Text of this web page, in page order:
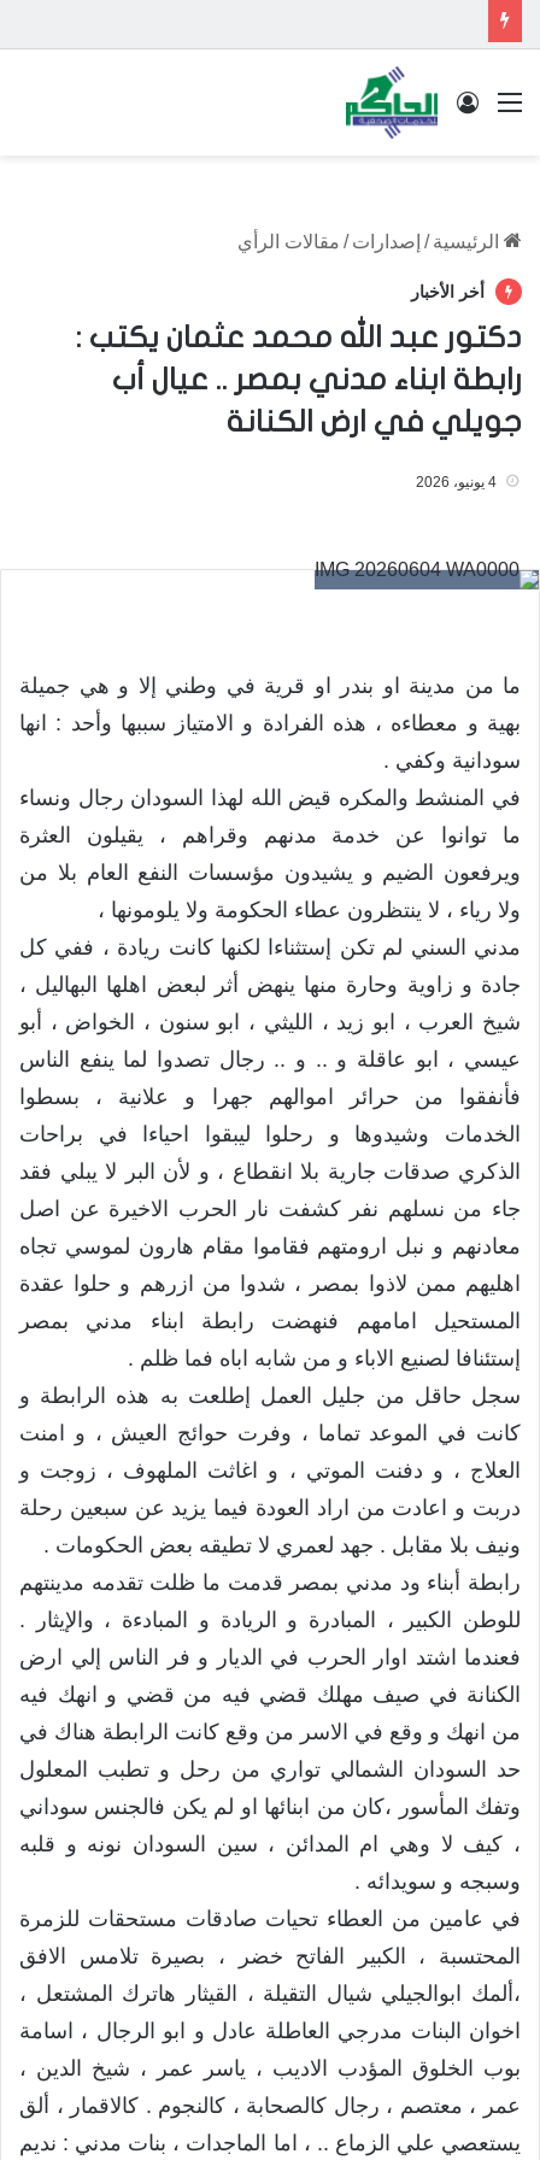
القائمة تسجيل الدخول
الرئيسية / إصدارات / مقالات الرأي
أخر الأخبار
دكتور عبد الله محمد عثمان يكتب :
رابطة ابناء مدني بمصر .. عيال أب
جويلي في ارض الكنانة
4 يونيو، 2026
ما من مدينة او بندر او قرية في وطني إلا و هي جميلة
بهية و معطاءه ، هذه الفرادة و الامتياز سببها وأحد : انها
سودانية وكفي .
في المنشط والمكره قيض الله لهذا السودان رجال ونساء
ما توانوا عن خدمة مدنهم وقراهم ، يقيلون العثرة
ويرفعون الضيم و يشيدون مؤسسات النفع العام بلا من
ولا رياء ، لا ينتظرون عطاء الحكومة ولا يلومونها ،
مدني السني لم تكن إستثناءا لكنها كانت ريادة ، ففي كل
جادة و زاوية وحارة منها ينهض أثر لبعض اهلها البهاليل ،
شيخ العرب ، ابو زيد ، الليثي ، ابو سنون ، الخواض ، أبو
عيسي ، ابو عاقلة و .. و .. رجال تصدوا لما ينفع الناس
فأنفقوا من حرائر اموالهم جهرا و علانية ، بسطوا
الخدمات وشيدوها و رحلوا ليبقوا احياءا في براحات
الذكري صدقات جارية بلا انقطاع ، و لأن البر لا يبلي فقد
جاء من نسلهم نفر كشفت نار الحرب الاخيرة عن اصل
معادنهم و نبل ارومتهم فقاموا مقام هارون لموسي تجاه
اهليهم ممن لاذوا بمصر ، شدوا من ازرهم و حلوا عقدة
المستحيل امامهم فنهضت رابطة ابناء مدني بمصر
إستئنافا لصنيع الاباء و من شابه اباه فما ظلم .
سجل حاقل من جليل العمل إطلعت به هذه الرابطة و
كانت في الموعد تماما ، وفرت حوائج العيش ، و امنت
العلاج ، و دفنت الموتي ، و اغاثت الملهوف ، زوجت و
دربت و اعادت من اراد العودة فيما يزيد عن سبعين رحلة
ونيف بلا مقابل . جهد لعمري لا تطيقه بعض الحكومات .
رابطة أبناء ود مدني بمصر قدمت ما ظلت تقدمه مدينتهم
للوطن الكبير ، المبادرة و الريادة و المبادءة ، والإيثار .
فعندما اشتد اوار الحرب في الديار و فر الناس إلي ارض
الكنانة في صيف مهلك قضي فيه من قضي و انهك فيه
من انهك و وقع في الاسر من وقع كانت الرابطة هناك في
حد السودان الشمالي تواري من رحل و تطبب المعلول
وتفك المأسور ،كان من ابنائها او لم يكن فالجنس سوداني
، كيف لا وهي ام المدائن ، سين السودان نونه و قلبه
وسبجه و سويدائه .
في عامين من العطاء تحيات صادقات مستحقات للزمرة
المحتسبة ، الكبير الفاتح خضر ، بصيرة تلامس الافق
،ألمك ابوالجيلي شيال التقيلة ، القيثار هاترك المشتعل ،
اخوان البنات مدرجي العاطلة عادل و ابو الرجال ، اسامة
بوب الخلوق المؤدب الاديب ، ياسر عمر ، شيخ الدين ،
عمر ، معتصم ، رجال كالصحابة ، كالنجوم . كالاقمار ، ألق
يستعصي علي الزماع .. ، اما الماجدات ، بنات مدني : نديم